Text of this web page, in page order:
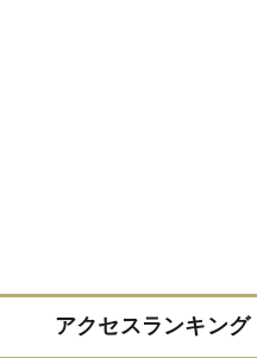
アクセスランキング